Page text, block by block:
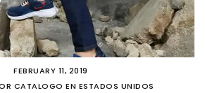
FEBRUARY 11, 2019
CATALOGO EN ESTADOS UNIDOS